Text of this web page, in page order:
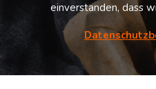
Lagerflächen in
einverstanden, dass